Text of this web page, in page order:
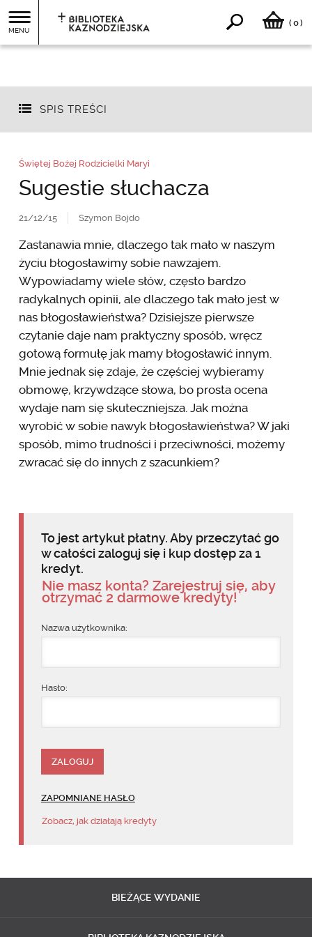
MENU
( 0)
SPIS TREŚCI
Świętej Bożej Rodzicielki Maryi
Sugestie słuchacza
21/12/15 Szymon Bojdo
Zastanawia mnie, dlaczego tak mało w naszym
życiu błogosławimy sobie nawzajem.
Wypowiadamy wiele słów, często bardzo
radykalnych opinii, ale dlaczego tak mało jest w
nas błogosławieństwa? Dzisiejsze pierwsze
czytanie daje nam praktyczny sposób, wręcz
gotową formułę jak mamy błogosławić innym.
Mnie jednak się zdaje, że częściej wybieramy
obmowę, krzywdzące słowa, bo prosta ocena
wydaje nam się skuteczniejsza. Jak można
wyrobić w sobie nawyk błogosławieństwa? W jaki
sposób, mimo trudności i przeciwności, możemy
zwracać się do innych z szacunkiem?
To jest artykuł płatny. Aby przeczytać go
w całości zaloguj się i kup dostęp za 1
kredyt.
Nie masz konta? Zarejestruj się, aby
otrzymać 2 darmowe kredyty!
Nazwa użytkownika:
Hasło:
ZAPOMNIANE HASŁO
Zobacz, jak działają kredyty
BIEŻĄCE WYDANIE